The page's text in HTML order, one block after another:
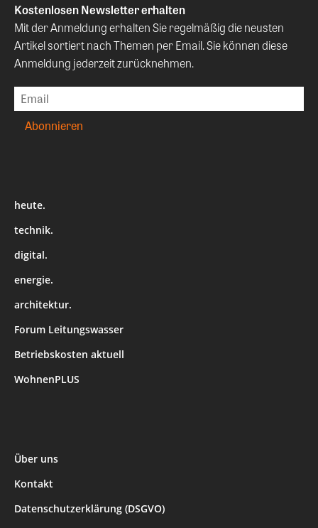
Kostenlosen Newsletter erhalten
Mit der Anmeldung erhalten Sie regelmäßig die neusten
Artikel sortiert nach Themen per Email. Sie können diese
Anmeldung jederzeit zurücknehmen.
heute.
technik.
digital.
energie.
architektur.
Forum Leitungswasser
Betriebskosten aktuell
WohnenPLUS
Über uns
Kontakt
Datenschutzerklärung (DSGVO)